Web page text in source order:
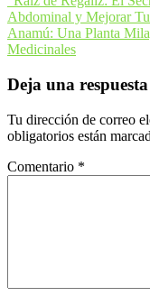
de
entradas
Abdominal y Mejorar
Anamú: Una Planta
Medicinales
Deja una respuesta
Tu dirección de correo
obligatorios están
Comentario *